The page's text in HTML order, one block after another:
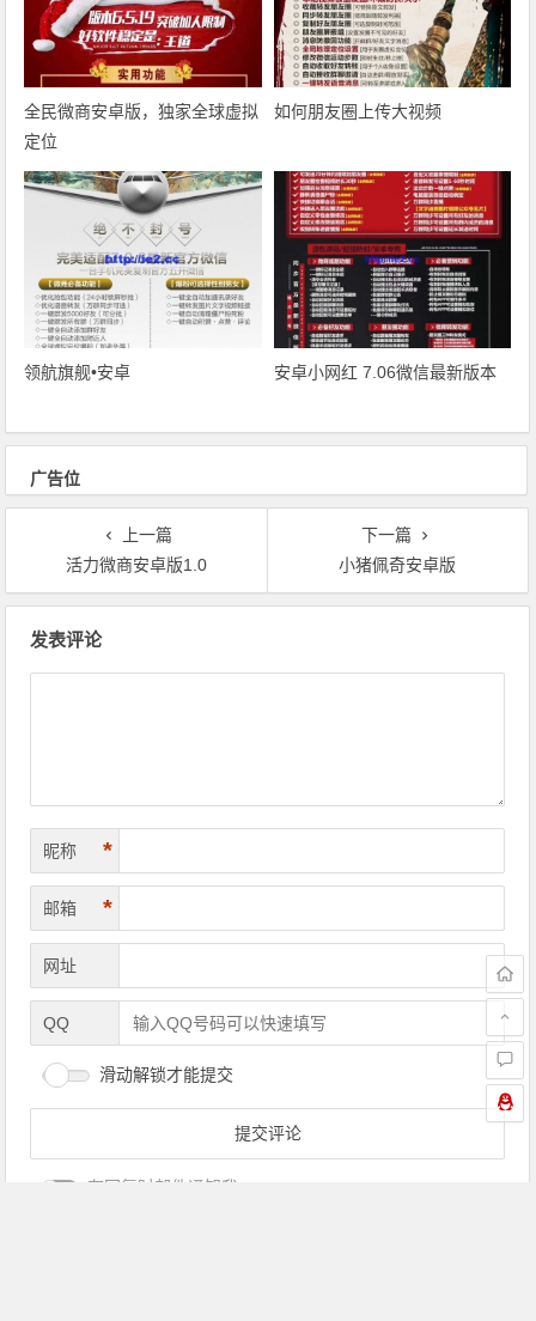
全民微商安卓版，独家全球虚拟
定位
如何朋友圈上传大视频
领航旗舰•安卓 安卓小网红 7.06微信最新版本
广告位
上一篇
活力微商安卓版1.0
下一篇
小猪佩奇安卓版
发表评论
昵称 *
邮箱 *
网址
QQ
滑动解锁才能提交
有回复时邮件通知我